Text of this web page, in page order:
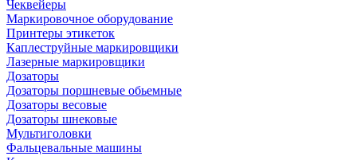
Чеквейеры
Маркировочное оборудование
Принтеры этикеток
Каплеструйные маркировщики
Лазерные маркировщики
Дозаторы
Дозаторы поршневые обьемные
Дозаторы весовые
Дозаторы шнековые
Мультиголовки
Фальцевальные машины